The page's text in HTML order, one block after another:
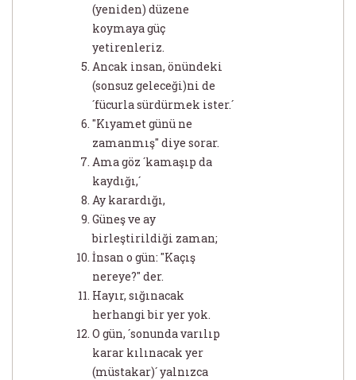
(yeniden) düzene
koymaya güç
yetirenleriz.
Ancak insan, önündeki
(sonsuz geleceği)ni de
´fücurla sürdürmek ister.´
"Kıyamet günü ne
zamanmış" diye sorar.
Ama göz ´kamaşıp da
kaydığı,´
Ay karardığı,
Güneş ve ay
birleştirildiği zaman;
İnsan o gün: "Kaçış
nereye?" der.
Hayır, sığınacak
herhangi bir yer yok.
O gün, ´sonunda varılıp
karar kılınacak yer
(müstakar)´ yalnızca